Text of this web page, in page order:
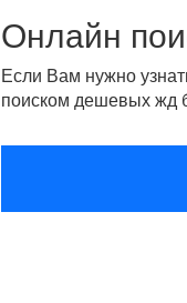
Онлайн
Если Вам нужно
поиском дешевых жд